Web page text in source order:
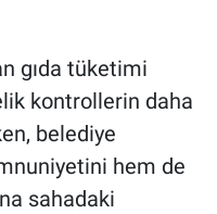
gıda tüketimi
kontrollerin daha
belediye
hem de
sahadaki